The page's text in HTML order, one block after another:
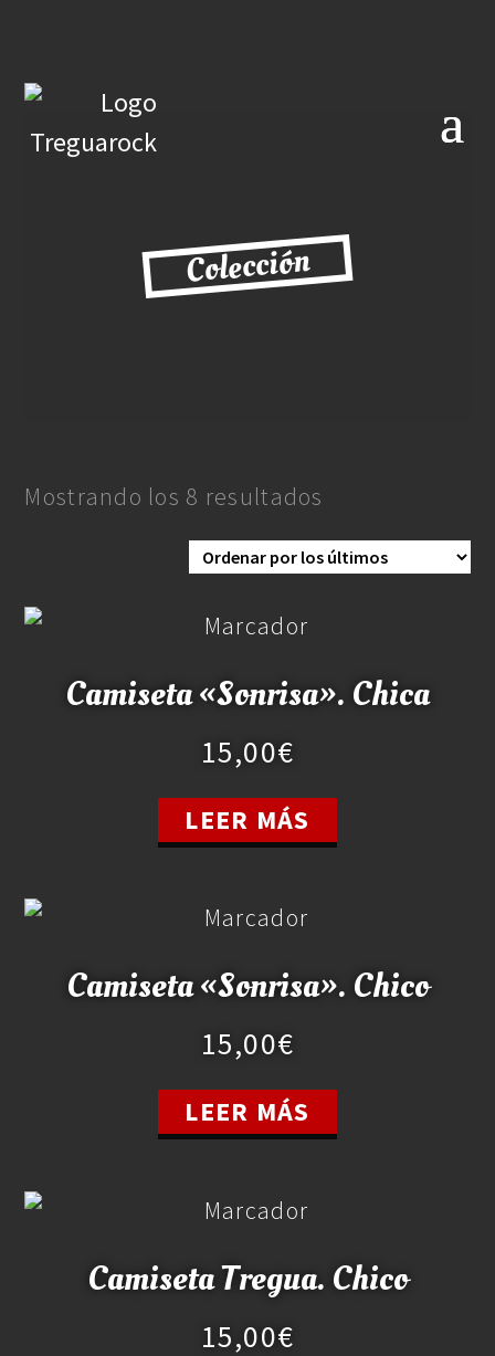
Colección
Mostrando los 8 resultados
Camiseta «Sonrisa». Chica
15,00€
LEER MÁS
Camiseta «Sonrisa». Chico
15,00€
LEER MÁS
Camiseta Tregua. Chico
15,00€